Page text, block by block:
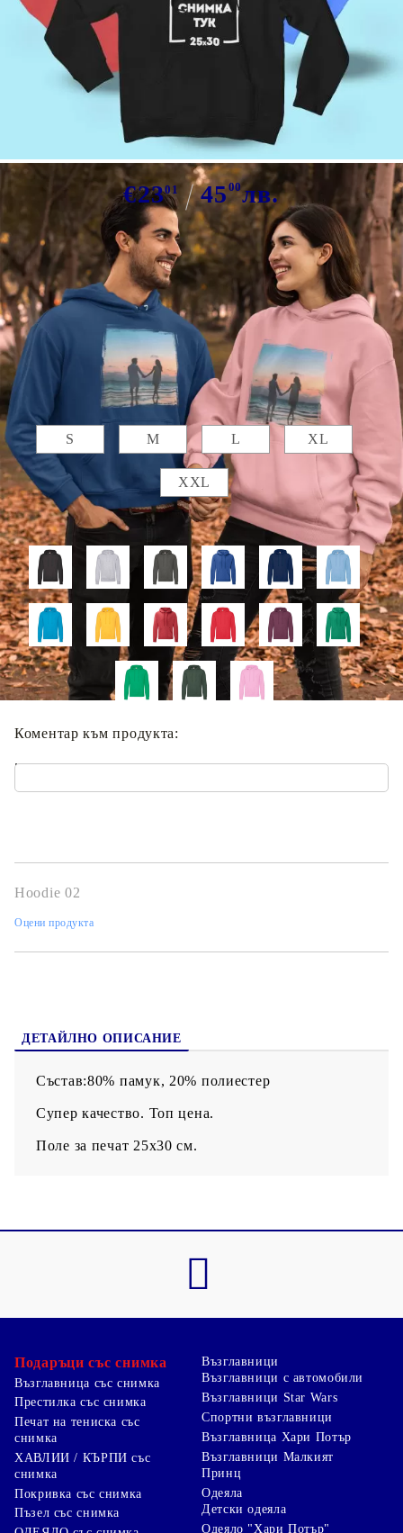
Цветен суичър със снимка
€2301 4500лв.
Прикачете изображение за отпечатване :
...
Добавете текст за отпечатване:
.
Размер възрастни :
S M L XL
XXL
Цвят на суитчера :
Коментар към продукта:
.
Hoodie 02
Оцени продукта
ДЕТАЙЛНО ОПИСАНИЕ
Състав:80% памук, 20% полиестер
Супер качество. Топ цена.
Поле за печат 25х30 см.
Подаръци със снимка
Възглавница със снимка
Престилка със снимка
Печат на тениска със
снимка
ХАВЛИИ / КЪРПИ със
снимка
Покривка със снимка
Пъзел със снимка
Възглавници
Възглавници с автомобили
Възглавници Star Wars
Спортни възглавници
Възглавница Хари Потър
Възглавници Малкият
Принц
Одеяла
Детски одеяла
Одеяло "Хари Потър"